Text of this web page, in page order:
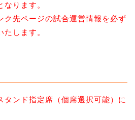
なります。
ク先ページの試合運営情報を必ず
します。
タンド指定席（個席選択可能）に